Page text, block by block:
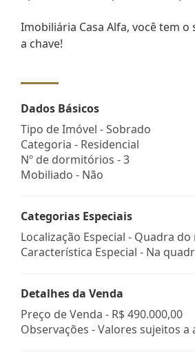
Imobiliária Casa Alfa, você tem
a chave!
Dados Básicos
Tipo de Imóvel - Sobrado
Categoria - Residencial
Nº de dormitórios - 3
Mobiliado - Não
Categorias Especiais
Localização Especial - Quadra
Característica Especial - Na
Detalhes da Venda
Preço de Venda - R$ 490.000,00
Observações - Valores sujeitos a